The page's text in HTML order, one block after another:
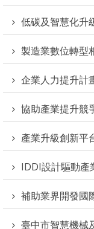
低碳及智慧化升
製造業數位轉型
企業人力提升計
協助產業提升競
產業升級創新平
IDDI設計驅動產
補助業界開發國
臺中市智慧機械